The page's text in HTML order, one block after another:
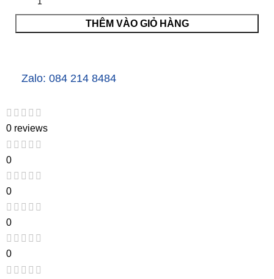
THÊM VÀO GIỎ HÀNG
Zalo: 084 214 8484
0 reviews
0
0
0
0